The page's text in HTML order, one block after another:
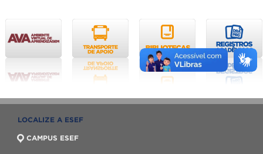
LOCALIZE A ESEF
CAMPUS ESEF